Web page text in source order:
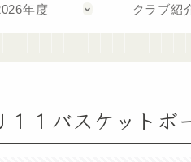
年度 クラブ紹
１１バスケット